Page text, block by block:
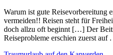
Warum ist gute Reisevorbereitung
vermeiden!! Reisen steht für
doch allzu oft beginnt […] Der
Reiseprobleme erschien zuerst auf .